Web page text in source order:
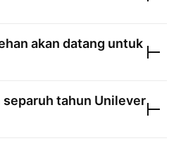
akan datang untuk
separuh tahun Unilever